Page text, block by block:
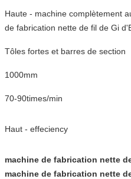
Haute - machine complètement
de fabrication nette de fil de Gi
Tôles fortes et barres de section
1000mm
70-90times/min
Haut - effeciency
machine de fabrication nette
machine de fabrication nette